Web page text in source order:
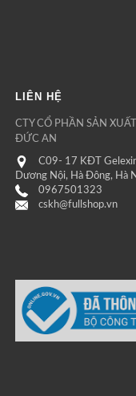
LIÊN HỆ
CTY CỔ PHẦN SẢN
ĐỨC AN
C09- 17 KĐT
Dương Nội, Hà Đông, Hà
0967501323
cskh@fullshop.vn